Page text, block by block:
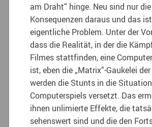
am Draht“ hinge. Neu sind nur die
Konsequenzen daraus und das
eigentliche Problem. Unter der
dass die Realität, in der die
Filmes stattfinden, eine
ist, eben die „Matrix“-Gaukelei
werden die Stunts in die
Computerspiels versetzt. Das
ihnen unlimierte Effekte, die
sehenswert sind und die den